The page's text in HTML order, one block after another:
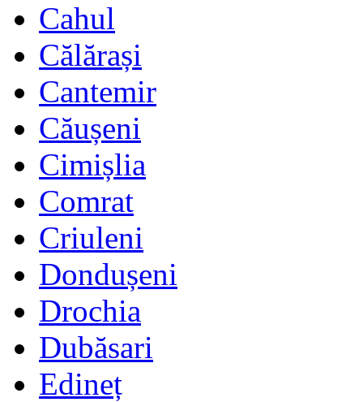
Cahul
Călărași
Cantemir
Căușeni
Cimișlia
Comrat
Criuleni
Dondușeni
Drochia
Dubăsari
Edineț